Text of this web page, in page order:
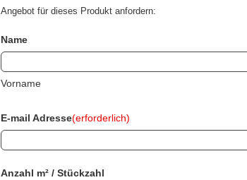
Angebot für dieses Produkt anfordern:
Name
Vorname
E-mail Adresse(erforderlich)
Anzahl m² / Stückzahl